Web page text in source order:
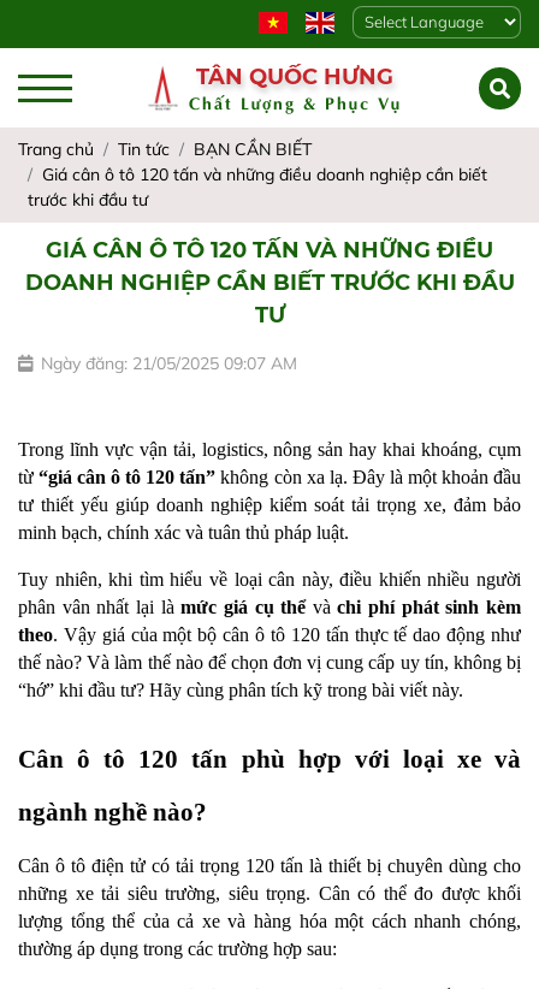
Powered by
TÂN QUỐC HƯNG
Chất Lượng & Phục Vụ
Trang chủ Tin tức
BẠN CẦN BIẾT
Giá cân ô tô 120 tấn và những điều doanh nghiệp cần biết
trước khi đầu tư
GIÁ CÂN Ô TÔ 120 TẤN VÀ NHỮNG ĐIỀU
DOANH NGHIỆP CẦN BIẾT TRƯỚC KHI ĐẦU
TƯ
Ngày đăng: 21/05/2025 09:07 AM
Trong lĩnh vực vận tải, logistics, nông sản hay khai khoáng, cụm
từ “giá cân ô tô 120 tấn” không còn xa lạ. Đây là một khoản đầu
tư thiết yếu giúp doanh nghiệp kiểm soát tải trọng xe, đảm bảo
minh bạch, chính xác và tuân thủ pháp luật.
Tuy nhiên, khi tìm hiểu về loại cân này, điều khiến nhiều người
phân vân nhất lại là mức giá cụ thể và chi phí phát sinh kèm
theo. Vậy giá của một bộ cân ô tô 120 tấn thực tế dao động như
thế nào? Và làm thế nào để chọn đơn vị cung cấp uy tín, không bị
“hớ” khi đầu tư? Hãy cùng phân tích kỹ trong bài viết này.
Cân ô tô 120 tấn phù hợp với loại xe và
ngành nghề nào?
Cân ô tô điện tử có tải trọng 120 tấn là thiết bị chuyên dùng cho
những xe tải siêu trường, siêu trọng. Cân có thể đo được khối
lượng tổng thể của cả xe và hàng hóa một cách nhanh chóng,
thường áp dụng trong các trường hợp sau: